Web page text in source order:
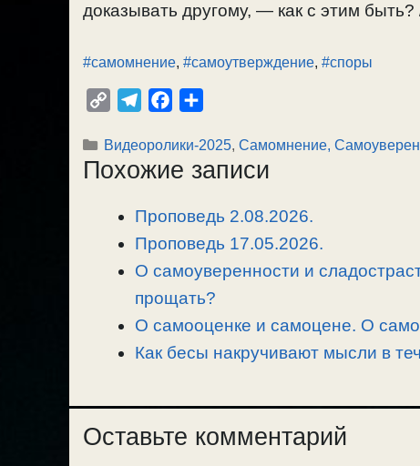
доказывать другому, — как с этим
#самомнение, #самоутверждение, #споры
p
y
l
e
a
m
c
e
o
o
k
п
р
в
и
т
ь
Рубрики
Видеоролики-2025, Самомнение,
Похожие записи
Проповедь 2.08.2026.
Проповедь 17.05.2026.
О самоуверенности и
прощать?
О самооценке и самоцене. О
Как бесы накручивают мысли в
Оставьте комментарий